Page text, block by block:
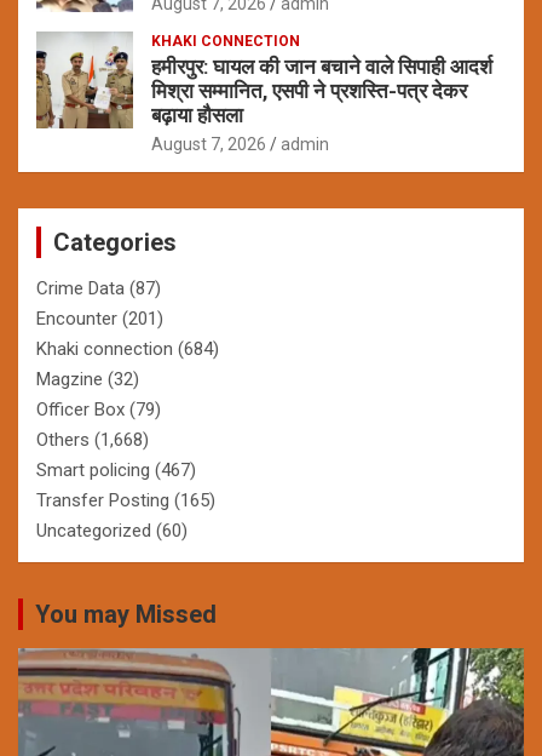
KHAKI CONNECTION
हमीरपुर: घायल की जान बचाने वाले सिपाही आदर्श
मिश्रा सम्मानित, एसपी ने प्रशस्ति-पत्र देकर
बढ़ाया हौसला
August 7, 2026 admin
Categories
Crime Data (87)
Encounter (201)
Khaki connection (684)
Magzine (32)
Officer Box (79)
Others (1,668)
Smart policing (467)
Transfer Posting (165)
Uncategorized (60)
You may Missed